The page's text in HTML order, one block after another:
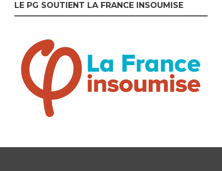
LE PG SOUTIENT LA FRANCE INSOUMISE